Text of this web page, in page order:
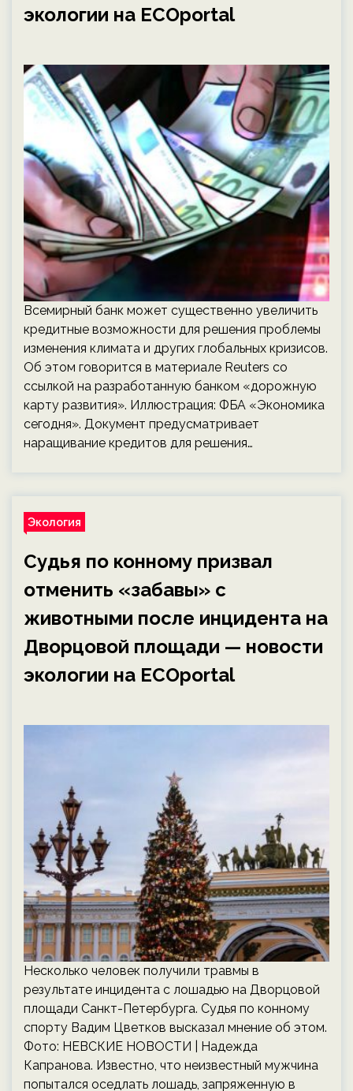
экологии на ECOportal
Всемирный банк может существенно увеличить
кредитные возможности для решения проблемы
изменения климата и других глобальных кризисов.
Об этом говорится в материале Reuters со
ссылкой на разработанную банком «дорожную
карту развития». Иллюстрация: ФБА «Экономика
сегодня». Документ предусматривает
наращивание кредитов для решения…
Экология
Судья по конному призвал
отменить «забавы» с
животными после инцидента на
Дворцовой площади — новости
экологии на ECOportal
Несколько человек получили травмы в
результате инцидента с лошадью на Дворцовой
площади Санкт-Петербурга. Судья по конному
спорту Вадим Цветков высказал мнение об этом.
Фото: НЕВСКИЕ НОВОСТИ | Надежда
Капранова. Известно, что неизвестный мужчина
попытался оседлать лошадь, запряженную в